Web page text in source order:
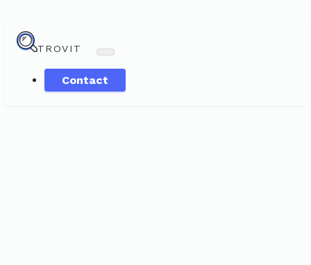
TROVIT
Contact